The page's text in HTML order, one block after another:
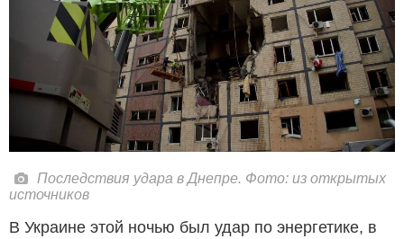
Последствия удара в Днепре. Фото: из открытых
источников
В Украине этой ночью был удар по энергетике, в